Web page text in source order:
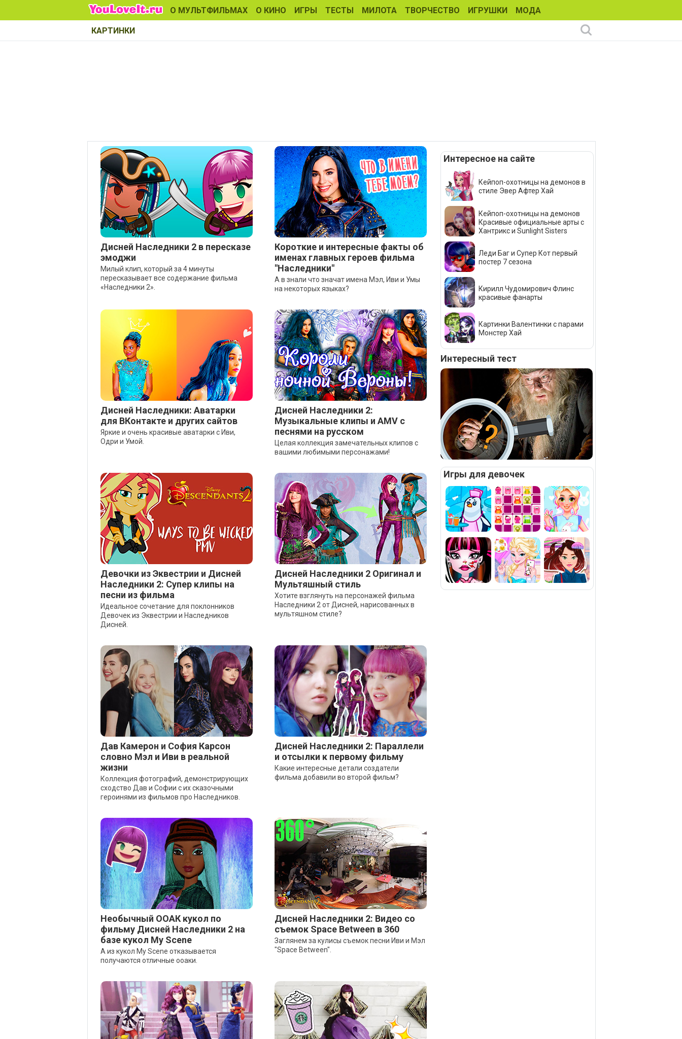
О МУЛЬТФИЛЬМАХ О КИНО ИГРЫ ТЕСТЫ МИЛОТА ТВОРЧЕСТВО ИГРУШКИ МОДА
КАРТИНКИ
Дисней Наследники 2 в пересказе
эмоджи
Милый клип, который за 4 минуты
пересказывает все содержание фильма
«Наследники 2».
Короткие и интересные факты об
именах главных героев фильма
"Наследники"
А в знали что значат имена Мэл, Иви и Умы
на некоторых языках?
Дисней Наследники: Аватарки
для ВКонтакте и других сайтов
Яркие и очень красивые аватарки с Иви,
Одри и Умой.
Дисней Наследники 2:
Музыкальные клипы и AMV с
песнями на русском
Целая коллекция замечательных клипов с
вашими любимыми персонажами!
Девочки из Эквестрии и Дисней
Наследники 2: Супер клипы на
песни из фильма
Идеальное сочетание для поклонников
Девочек из Эквестрии и Наследников
Дисней.
Дисней Наследники 2 Оригинал и
Мультяшный стиль
Хотите взглянуть на персонажей фильма
Наследники 2 от Дисней, нарисованных в
мультяшном стиле?
Дав Камерон и София Карсон
словно Мэл и Иви в реальной
жизни
Коллекция фотографий, демонстрирующих
сходство Дав и Софии с их сказочными
героинями из фильмов про Наследников.
Дисней Наследники 2: Параллели
и отсылки к первому фильму
Какие интересные детали создатели
фильма добавили во второй фильм?
Необычный ООАК кукол по
фильму Дисней Наследники 2 на
базе кукол My Scene
А из кукол My Scene отказывается
получаются отличные ооаки.
Дисней Наследники 2: Видео со
съемок Space Between в 360
Заглянем за кулисы съемок песни Иви и Мэл
"Space Between".
Интересное на сайте
Кейпоп-охотницы на демонов в
стиле Эвер Афтер Хай
Кейпоп-охотницы на демонов
Красивые официальные арты с
Хантрикс и Sunlight Sisters
Леди Баг и Супер Кот первый
постер 7 сезона
Кирилл Чудомирович Флинс
красивые фанарты
Картинки Валентинки с парами
Монстер Хай
Интересный тест
Игры для девочек